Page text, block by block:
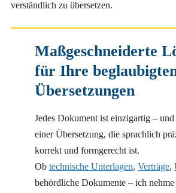
verständlich zu übersetzen.
Maßgeschneiderte
für Ihre
Übersetzungen
Jedes Dokument ist einzigartig –
einer Übersetzung, die sprachlich
korrekt und formgerecht ist.
Ob technische Unterlagen, Verträge,
behördliche Dokumente – ich